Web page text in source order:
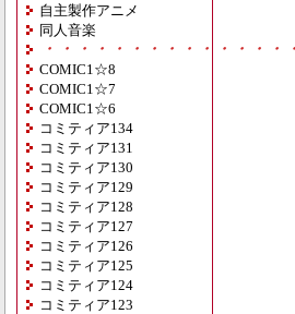
自主製作アニメ
同人音楽
・・・・・・・・・・・・・・
COMIC1☆8
COMIC1☆7
COMIC1☆6
コミティア134
コミティア131
コミティア130
コミティア129
コミティア128
コミティア127
コミティア126
コミティア125
コミティア124
コミティア123